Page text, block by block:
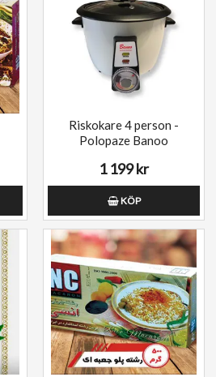
Riskokare 4 person -
Polopaze Banoo
1 199 kr
KÖP